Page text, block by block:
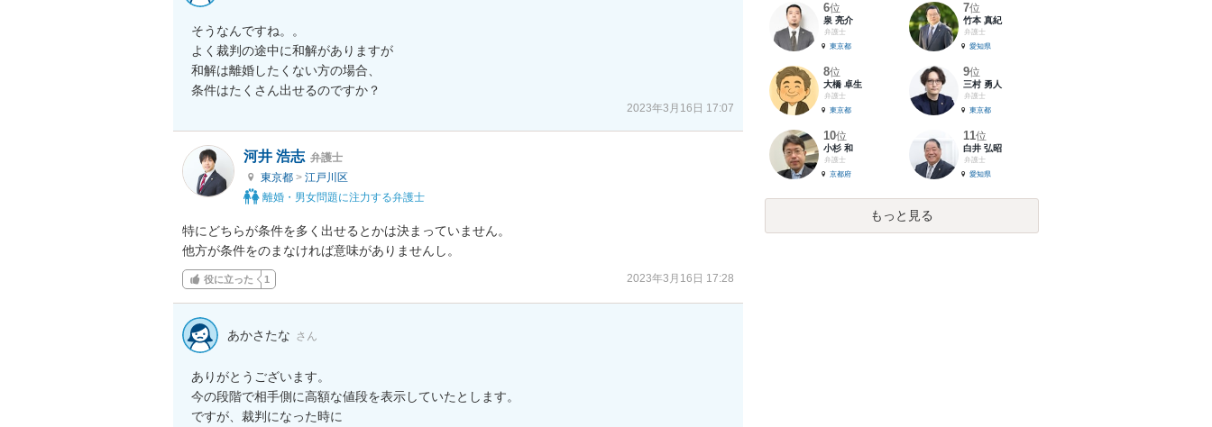
そうなんですね。。
よく裁判の途中に和解がありますが
和解は離婚したくない方の場合、
条件はたくさん出せるのですか？
2023年3月16日 17:07
河井 浩志 弁護士
東京都 > 江戸川区
離婚・男女問題に注力する弁護士
特にどちらが条件を多く出せるとかは決まっていません。
他方が条件をのまなければ意味がありませんし。
役に立った 1 2023年3月16日 17:28
あかさたな さん
ありがとうございます。
今の段階で相手側に高額な値段を表示していたとします。
ですが、裁判になった時に
6位
泉 亮介
弁護士
東京都
7位
竹本 真紀
弁護士
愛知県
8位
大橋 卓生
弁護士
東京都
9位
三村 勇人
弁護士
東京都
10位
小杉 和
弁護士
京都府
11位
白井 弘昭
弁護士
愛知県
もっと見る